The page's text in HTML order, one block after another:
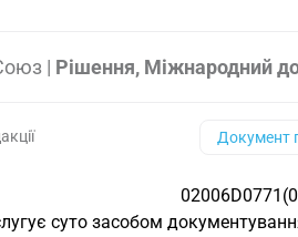
| Рішення, Міжнародний
Документ
суто засобом